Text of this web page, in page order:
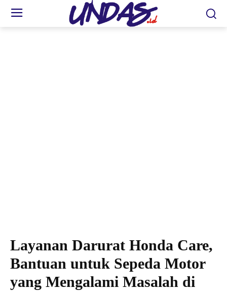
Layanan Darurat Honda Care,
Bantuan untuk Sepeda Motor
yang Mengalami Masalah di